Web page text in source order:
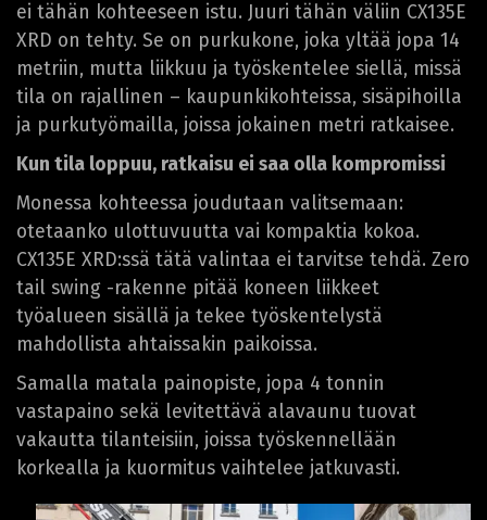
ei tähän kohteeseen istu. Juuri tähän väliin CX135E
XRD on tehty. Se on purkukone, joka yltää jopa 14
metriin, mutta liikkuu ja työskentelee siellä, missä
tila on rajallinen – kaupunkikohteissa, sisäpihoilla
ja purkutyömailla, joissa jokainen metri ratkaisee.
Kun tila loppuu, ratkaisu ei saa olla kompromissi
Monessa kohteessa joudutaan valitsemaan:
otetaanko ulottuvuutta vai kompaktia kokoa.
CX135E XRD:ssä tätä valintaa ei tarvitse tehdä. Zero
tail swing -rakenne pitää koneen liikkeet
työalueen sisällä ja tekee työskentelystä
mahdollista ahtaissakin paikoissa.
Samalla matala painopiste, jopa 4 tonnin
vastapaino sekä levitettävä alavaunu tuovat
vakautta tilanteisiin, joissa työskennellään
korkealla ja kuormitus vaihtelee jatkuvasti.